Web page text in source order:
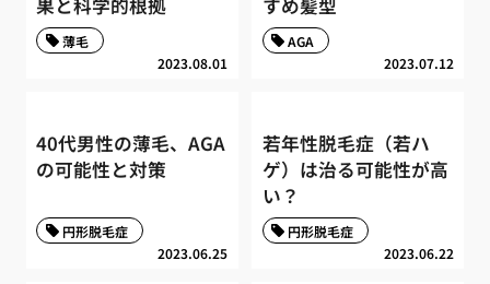
果と科学的根拠
2023.08.01
薄毛
すめ髪型
2023.07.12
AGA
40代男性の薄毛、AGA
の可能性と対策
2023.06.25
円形脱毛症
若年性脱毛症（若ハ
ゲ）は治る可能性が高
い？
2023.06.22
円形脱毛症